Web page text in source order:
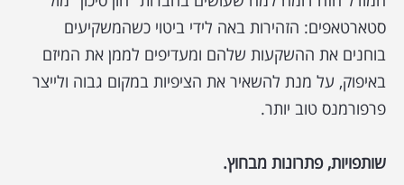
סטארטאפים: הזהירות באה לידי ביטוי כשהמשקיעים
בוחנים את ההשקעות שלהם ומעדיפים לממן את המיזם
באיפוק, על מנת להשאיר את הציפיות במקום גבוה ולייצר
פרפורמנס טוב יותר.
שותפויות, פתרונות מבחוץ.